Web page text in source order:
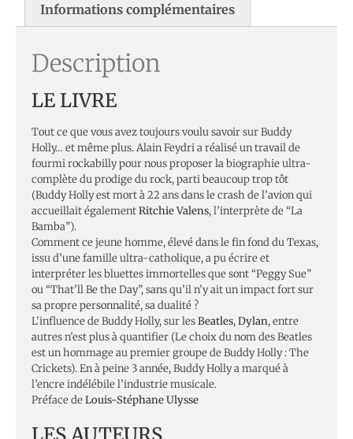
Informations complémentaires
Description
LE LIVRE
Tout ce que vous avez toujours voulu savoir sur Buddy
Holly… et même plus. Alain Feydri a réalisé un travail de
fourmi rockabilly pour nous proposer la biographie ultra-
complète du prodige du rock, parti beaucoup trop tôt
(Buddy Holly est mort à 22 ans dans le crash de l’avion qui
accueillait égalementRitchie Valens, l’interprète de “La
Bamba”).
Comment ce jeune homme, élevé dans le fin fond du Texas,
issu d’une famille ultra-catholique, a pu écrire et
interpréter les bluettes immortelles que sont “Peggy Sue”
ou “That’ll Be the Day”, sans qu’il n’y ait un impact fort sur
sa propre personnalité, sa dualité ?
L’influence de Buddy Holly, sur lesBeatles,Dylan, entre
autres n’est plus à quantifier (Le choix du nom des Beatles
est un hommage au premier groupe de Buddy Holly : The
Crickets). En à peine 3 année, Buddy Holly a marqué à
l’encre indélébile l’industrie musicale.
Préface deLouis-Stéphane Ulysse